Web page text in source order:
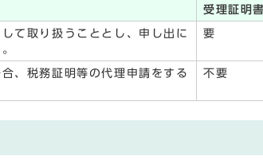
受理証明
て取り扱うこととし、申し出に
要
、税務証明等の代理申請をする
不要